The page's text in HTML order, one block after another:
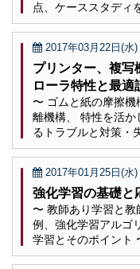
点、ケーススタディ
2017年03月22日(水)
プリンター、複写
ローラ特性と最
〜 ゴムと紙の摩擦
離機構、 特性を活
るトラブルと対策・
2017年01月25日(水)
強化学習の基礎
〜 教師あり学習と
例、強化学習アルゴ
学習とそのポイント